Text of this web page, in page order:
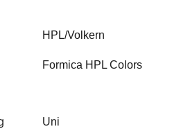
HPL/Volkern
Formica HPL Colors
Uni